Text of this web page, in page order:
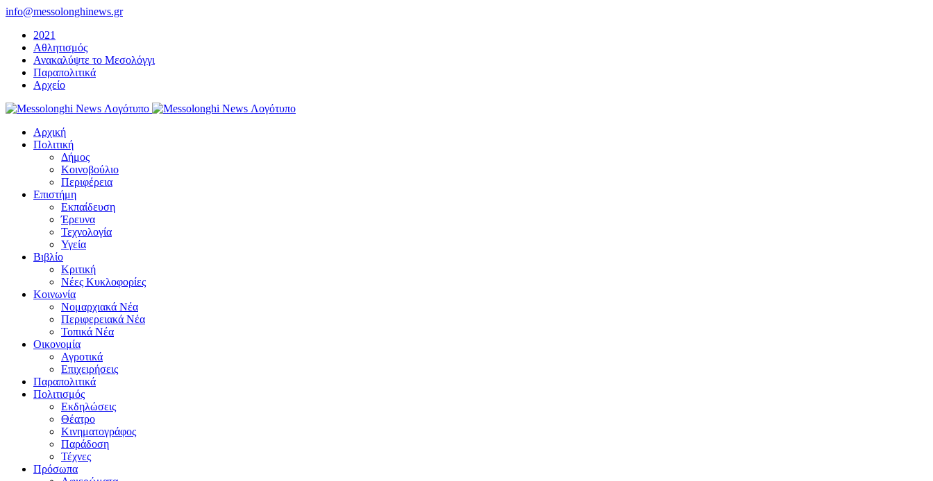
Μετάβαση
περιεχόμενο
info@messolonghinews.gr
2021
Αθλητισμός
Ανακαλύψτε το Μεσολόγγι
Παραπολιτικά
Αρχείο
Αρχική
Πολιτική
Δήμος
Κοινοβούλιο
Περιφέρεια
Επιστήμη
Εκπαίδευση
Έρευνα
Τεχνολογία
Υγεία
Βιβλίο
Κριτική
Νέες Κυκλοφορίες
Κοινωνία
Νομαρχιακά Νέα
Περιφερειακά Νέα
Τοπικά Νέα
Οικονομία
Αγροτικά
Επιχειρήσεις
Παραπολιτικά
Πολιτισμός
Εκδηλώσεις
Θέατρο
Κινηματογράφος
Παράδοση
Τέχνες
Πρόσωπα